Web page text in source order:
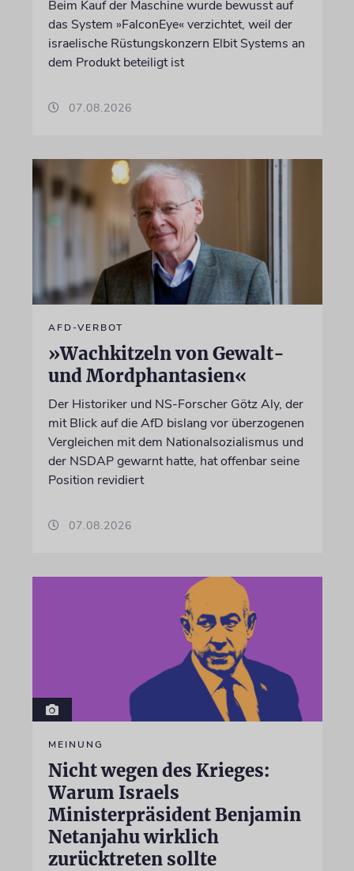
Beim Kauf der Maschine wurde bewusst auf
das System »FalconEye« verzichtet, weil der
israelische Rüstungskonzern Elbit Systems an
dem Produkt beteiligt ist
07.08.2026
AFD-VERBOT
»Wachkitzeln von Gewalt-
und Mordphantasien«
Der Historiker und NS-Forscher Götz Aly, der
mit Blick auf die AfD bislang vor überzogenen
Vergleichen mit dem Nationalsozialismus und
der NSDAP gewarnt hatte, hat offenbar seine
Position revidiert
07.08.2026
MEINUNG
Nicht wegen des Krieges:
Warum Israels
Ministerpräsident Benjamin
Netanjahu wirklich
zurücktreten sollte